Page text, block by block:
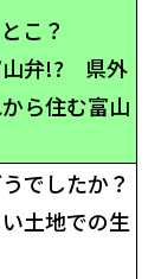
こ？
山弁!? 県外
ら住む富山
でしたか？
土地での生